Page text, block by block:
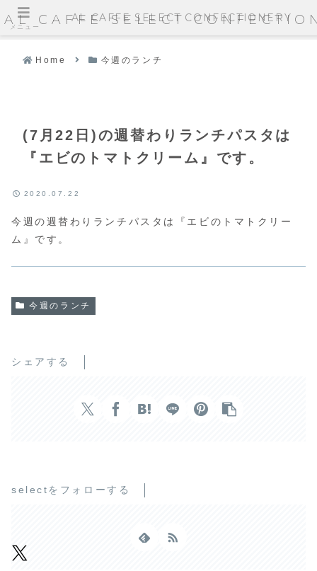
AL CAFFE SELECT
Home 今週のランチ
(7月22日)の週替わりランチパスタは
『エビのトマトクリーム』です。
2020.07.22
今週の週替わりランチパスタは『エビのトマトクリー
ム』です。
今週のランチ
シェアする
selectをフォローする
メニュー
AL CAFFE SELECT CONFECTIONERY